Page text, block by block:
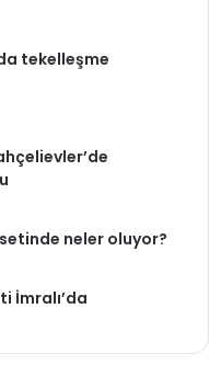
tekelleşme
setinde neler oluyor?
İmralı’da